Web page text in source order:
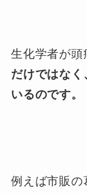
生化学者が頭
だけではな
いるのです。
例えば市販の